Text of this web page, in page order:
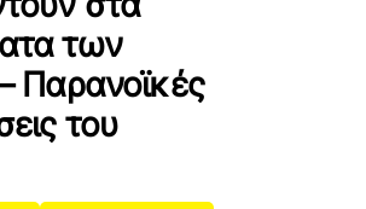
των
Παρανοϊκές
του